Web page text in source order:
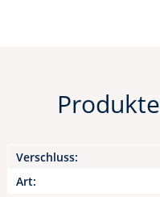
Verschluss:
Art: